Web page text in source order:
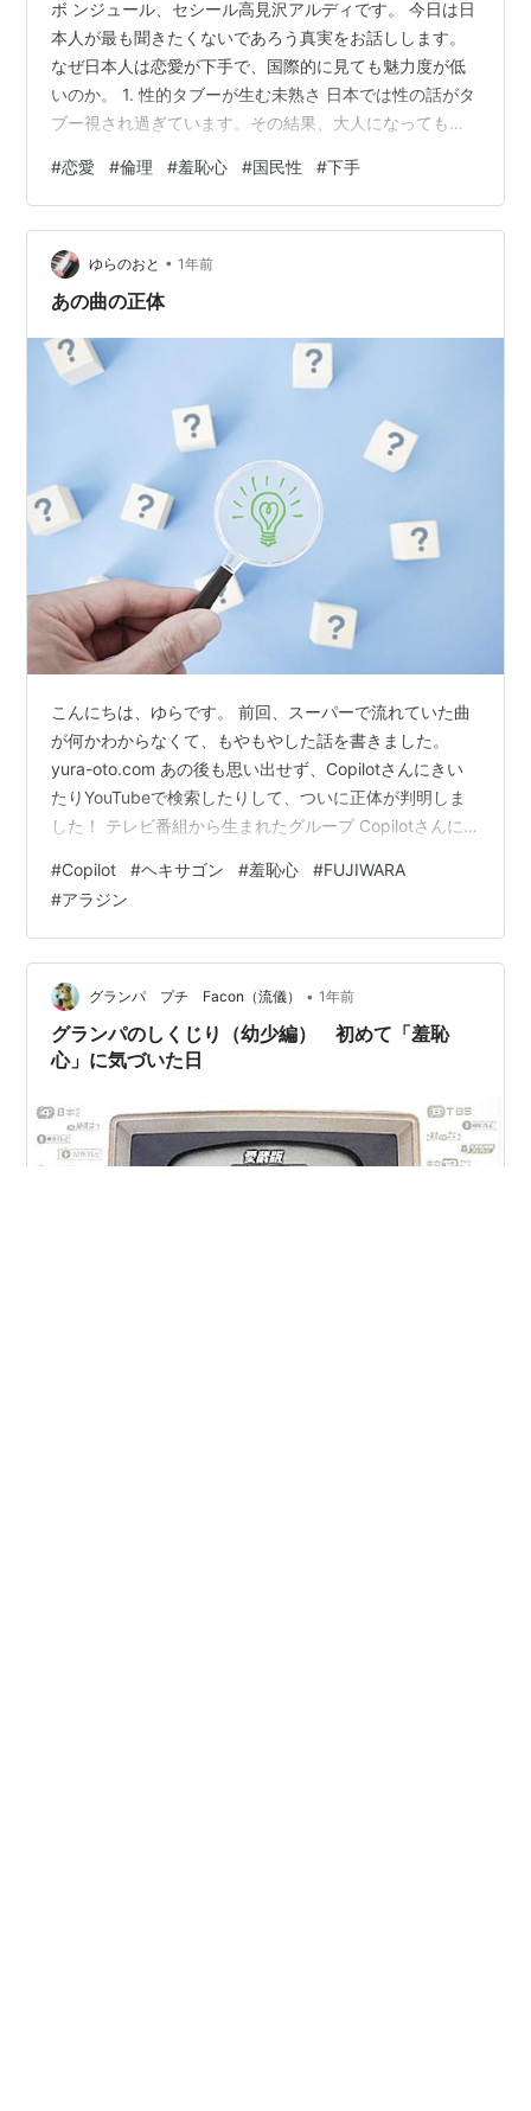
ボ ンジュール、セシール高見沢アルディです。 今日は日
本人が最も聞きたくないであろう真実をお話しします。
なぜ日本人は恋愛が下手で、国際的に見ても魅力度が低
いのか。 1. 性的タブーが生む未熟さ 日本では性の話がタ
ブー視され過ぎています。その結果、大人になっても性
女の違いや魅力について自然に学びます。 この差は決定
的です。 2. 「清楚」という名の魅力放棄 日本女性が理想
とする「清楚」。これ、実は男性にとっては退屈の象徴
です。フランス女性が世界的にモテる理由は、適度なミ
ステリアスさと性的魅力を併せ持つから。 清楚 = 魅力が
#恋愛 #倫理 #羞恥心 #国民性 #下手
ゆらのおと • 1年前
あの曲の正体
こんにちは、ゆらです。 前回、スーパーで流れていた曲
が何かわからなくて、もやもやした話を書きました。
yura-oto.com あの後も思い出せず、Copilotさんにきい
たりYouTubeで検索したりして、ついに正体が判明しま
した！ テレビ番組から生まれたグループ Copilotさんに
言ってくれて、「10年かそれ以上前にテレビ番組で歌っ
ていたグループ」とつけたすと、テレビ番組から生まれ
たグループではないか？と。 そこでCopilotさんが出して
くれたのは「ポケットビスケッツ」と「ブラックビスケ
ッツ」でした。 YELLOW YELLOW HAP…
#Copilot #ヘキサゴン #羞恥心 #FUJIWARA
#アラジン
グランパ プチ Facon（流儀） • 1年前
グランパのしくじり（幼少編） 初めて「羞恥
心」に気づいた日